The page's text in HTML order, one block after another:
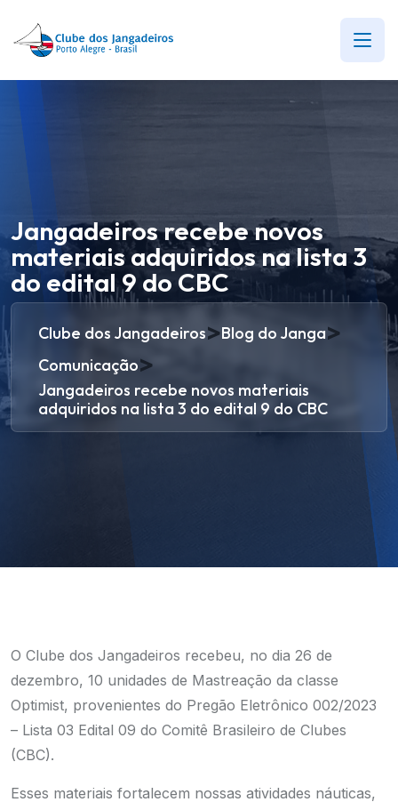
Jangadeiros recebe novos
materiais adquiridos na lista 3
do edital 9 do CBC
Clube dos Jangadeiros>Blog do Janga>
Comunicação>
Jangadeiros recebe novos materiais
adquiridos na lista 3 do edital 9 do CBC
O Clube dos Jangadeiros recebeu, no dia 26 de
dezembro, 10 unidades de Mastreação da classe
Optimist, provenientes do Pregão Eletrônico 002/2023
– Lista 03 Edital 09 do Comitê Brasileiro de Clubes
(CBC).
Esses materiais fortalecem nossas atividades náuticas,